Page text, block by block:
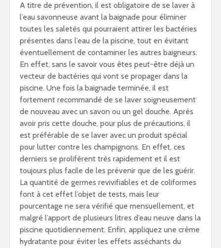
A titre de prévention, il est obligatoire de se laver à
l’eau savonneuse avant la baignade pour éliminer
toutes les saletés qui pourraient attirer les bactéries
présentes dans l’eau de la piscine, tout en évitant
éventuellement de contaminer les autres baigneurs.
En effet, sans le savoir vous êtes peut-être déjà un
vecteur de bactéries qui vont se propager dans la
piscine. Une fois la baignade terminée, il est
fortement recommandé de se laver soigneusement
de nouveau avec un savon ou un gel douche. Après
avoir pris cette douche, pour plus de précautions, il
est préférable de se laver avec un produit spécial
pour lutter contre les champignons. En effet, ces
derniers se prolifèrent très rapidement et il est
toujours plus facile de les prévenir que de les guérir.
La quantité de germes revivifiables et de coliformes
font à cet effet l’objet de tests, mais leur
pourcentage ne sera vérifié que mensuellement, et
malgré l’apport de plusieurs litres d’eau neuve dans la
piscine quotidiennement. Enfin, appliquez une crème
hydratante pour éviter les effets asséchants du